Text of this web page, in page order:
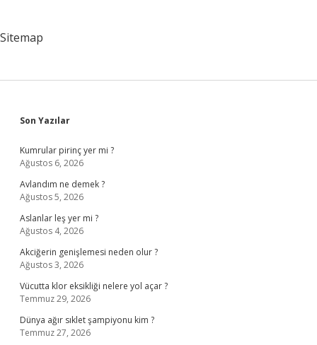
Sitemap
Sidebar
Son Yazılar
Kumrular pirinç yer mi ?
Ağustos 6, 2026
Avlandım ne demek ?
Ağustos 5, 2026
Aslanlar leş yer mi ?
Ağustos 4, 2026
Akciğerin genişlemesi neden olur ?
Ağustos 3, 2026
Vücutta klor eksikliği nelere yol açar ?
Temmuz 29, 2026
Dünya ağır sıklet şampiyonu kim ?
Temmuz 27, 2026